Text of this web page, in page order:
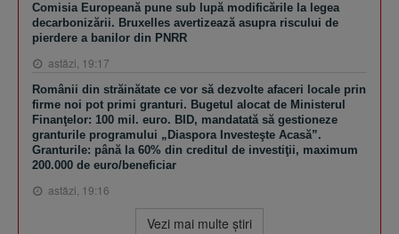
Comisia Europeană pune sub lupă modificările la legea
decarbonizării. Bruxelles avertizează asupra riscului de
pierdere a banilor din PNRR
astăzi, 19:17
Românii din străinătate ce vor să dezvolte afaceri locale prin
firme noi pot primi granturi. Bugetul alocat de Ministerul
Finanţelor: 100 mil. euro. BID, mandatată să gestioneze
granturile programului „Diaspora Investeşte Acasă”.
Granturile: până la 60% din creditul de investiţii, maximum
200.000 de euro/beneficiar
astăzi, 19:16
Vezi mai multe ştiri